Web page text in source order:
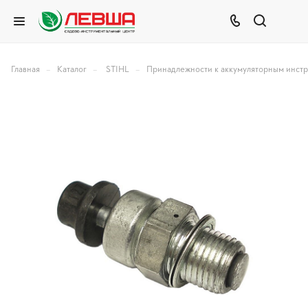
Главная – Каталог – STIHL – Принадлежности к аккумуляторным